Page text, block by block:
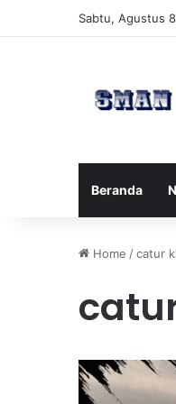
Sabtu, Agustus
Beranda
Home /catur